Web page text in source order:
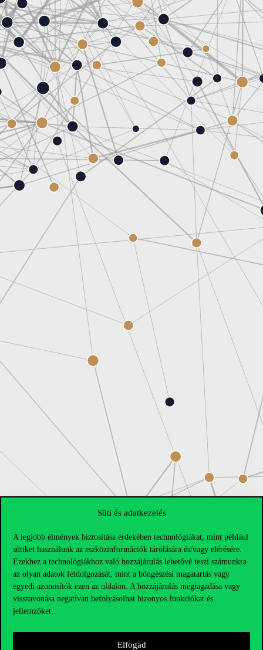
Süti és adatkezelés
A legjobb élmények biztosítása érdekében technológiákat, mint például
sütiket használunk az eszközinformációk tárolására és/vagy elérésére.
Ezekhez a technológiákhoz való hozzájárulás lehetővé teszi számunkra
az olyan adatok feldolgozását, mint a böngészési magatartás vagy
egyedi azonosítók ezen az oldalon. A hozzájárulás megtagadása vagy
visszavonása negatívan befolyásolhat bizonyos funkciókat és
jellemzőket.
Elfogad